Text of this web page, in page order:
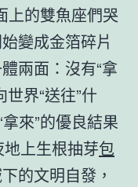
上的雙魚座們哭
變成金箔碎片
兩面：沒有“拿
界“送往”什
來”的優良結果
地上生根抽芽包
的文明自發，